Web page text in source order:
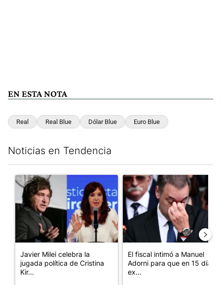
EN ESTA NOTA
Real Real Blue Dólar Blue Euro Blue
Noticias en Tendencia
Un artículo de tendencia con el título "Javier Milei celebra la
Javier Milei celebra la
jugada política de Cristina
Kir...
Un artículo de tendencia con
El fiscal intimó a Manuel
Adorni para que en 15 días
ex...